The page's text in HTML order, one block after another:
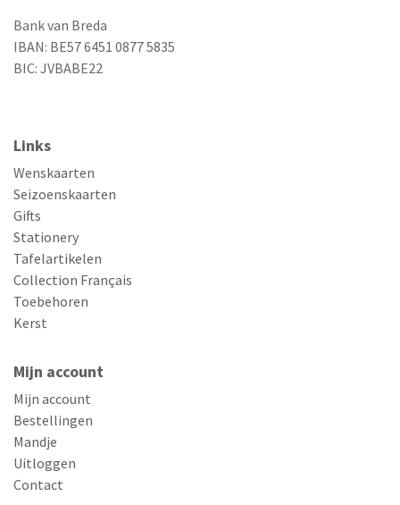
Bank van Breda
IBAN: BE57 6451 0877 5835
BIC: JVBABE22
Links
Wenskaarten
Seizoenskaarten
Gifts
Stationery
Tafelartikelen
Collection Français
Toebehoren
Kerst
Mijn account
Mijn account
Bestellingen
Mandje
Uitloggen
Contact